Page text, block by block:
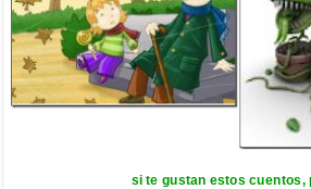
si te gustan estos cuentos,